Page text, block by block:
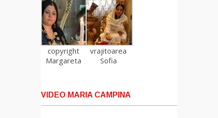
copyright
Margareta
vrajitoarea
Sofia
VIDEO MARIA CAMPINA